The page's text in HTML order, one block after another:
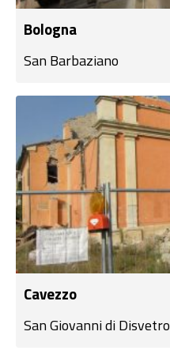
Bologna
San Barbaziano
Cavezzo
San Giovanni di Disvetro